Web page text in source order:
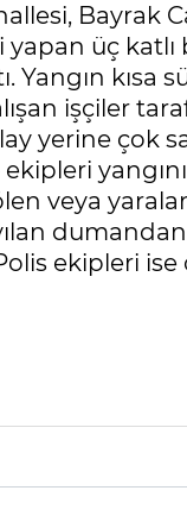
Bayrak
yapan üç
Yangın kısa
işçiler
yerine çok
yangını
veya
ekipleri